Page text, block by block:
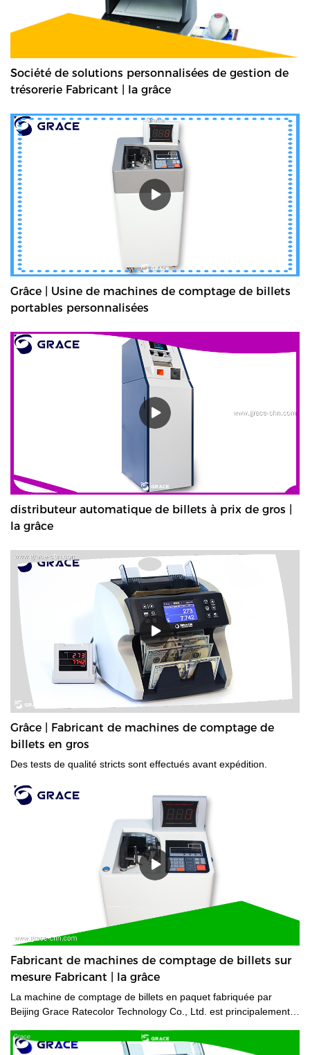
Société de solutions personnalisées de gestion de
trésorerie Fabricant | la grâce
Grâce | Usine de machines de comptage de billets
portables personnalisées
distributeur automatique de billets à prix de gros |
la grâce
Grâce | Fabricant de machines de comptage de
billets en gros
Des tests de qualité stricts sont effectués avant expédition.
Fabricant de machines de comptage de billets sur
mesure Fabricant | la grâce
La machine de comptage de billets en paquet fabriquée par
Beijing Grace Ratecolor Technology Co., Ltd. est principalement